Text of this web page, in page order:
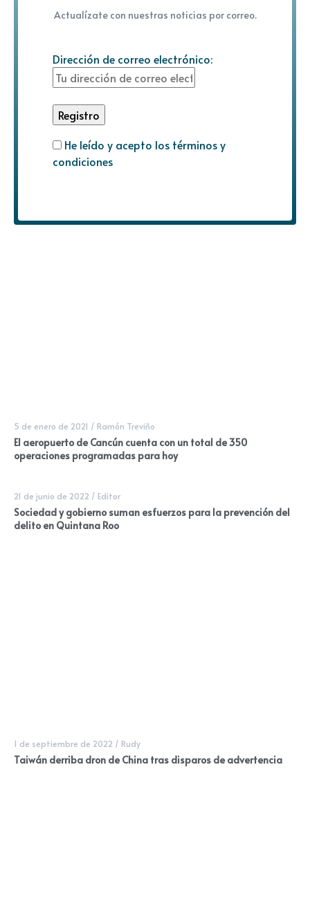
Actualízate con nuestras noticias por correo.
Dirección de correo electrónico:
He leído y acepto los términos y
condiciones
5 de enero de 2021 / Ramón Treviño
El aeropuerto de Cancún cuenta con un total de 350
operaciones programadas para hoy
21 de junio de 2022 / Editor
Sociedad y gobierno suman esfuerzos para la prevención del
delito en Quintana Roo
1 de septiembre de 2022 / Rudy
Taiwán derriba dron de China tras disparos de advertencia